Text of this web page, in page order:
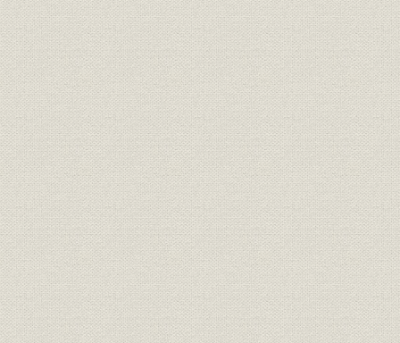
経営;規則 三井家仮評議会規則 明治二四
経営 三井家仮評議会議事録
明治二四
年五月三
経営;規則 三井組 諸規則留(抄) 明治廿六
財務・業績
明治廿五年下半季 大元方勘定目
録
明治廿五
財務・業績 物産会社営業実況報告并意見書 明治二四
経営
三井物産会社改革将来必要之廉
明治二四年
事業所;経営
三井物産会社本支店将来営業科
目
明治二四年